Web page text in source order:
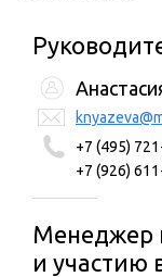
+7 (495)
+7 (926)
Менеджер
и участию